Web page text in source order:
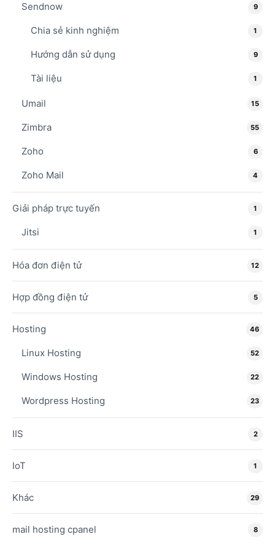
Sendnow 9
Chia sẻ kinh nghiệm 1
Hướng dẫn sử dụng 9
Tài liệu 1
Umail 15
Zimbra 55
Zoho 6
Zoho Mail 4
Giải pháp trực tuyến 1
Jitsi 1
Hóa đơn điện tử 12
Hợp đồng điện tử 5
Hosting 46
Linux Hosting 52
Windows Hosting 22
Wordpress Hosting 23
IIS 2
IoT 1
Khác 29
mail hosting cpanel 8